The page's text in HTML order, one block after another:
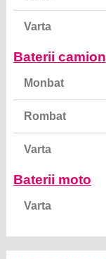
Varta
Baterii camion
Monbat
Rombat
Varta
Baterii moto
Varta